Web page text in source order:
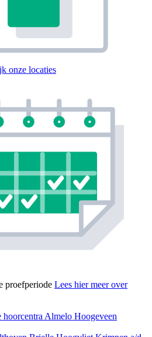
onze locaties
proefperiode Lees hier meer over
hoorcentra Almelo Hoogeveen